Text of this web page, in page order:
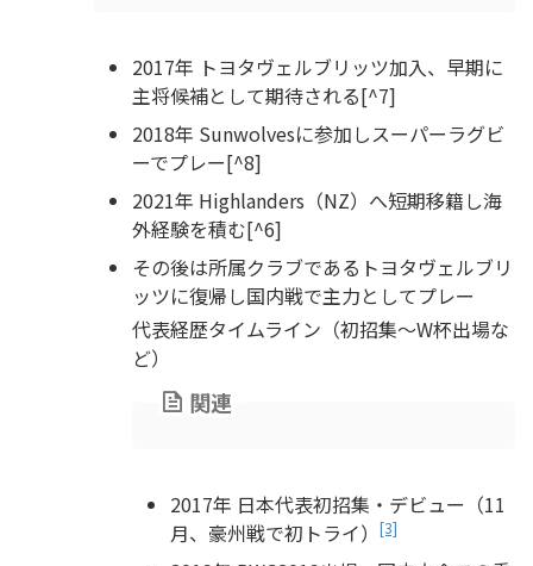
2017年 トヨタヴェルブリッツ加入、早期に
主将候補として期待される[^7]
2018年 Sunwolvesに参加しスーパーラグビ
ーでプレー[^8]
2021年 Highlanders（NZ）へ短期移籍し海
外経験を積む[^6]
その後は所属クラブであるトヨタヴェルブリ
ッツに復帰し国内戦で主力としてプレー
代表経歴タイムライン（初招集〜W杯出場な
ど）
関連
2017年 日本代表初招集・デビュー（11
月、豪州戦で初トライ）
[3]